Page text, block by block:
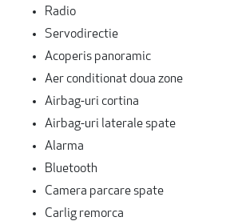
Radio
Servodirectie
Acoperis panoramic
Aer conditionat doua zone
Airbag-uri cortina
Airbag-uri laterale spate
Alarma
Bluetooth
Camera parcare spate
Carlig remorca